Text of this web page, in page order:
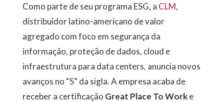
Como parte de seu programa ESG, a CLM,
distribuidor latino-americano de valor
agregado com foco em segurança da
informação, proteção de dados, cloud e
infraestrutura para data centers, anuncia novos
avanços no “S” da sigla. A empresa acaba de
receber a certificação Great Place To Worke